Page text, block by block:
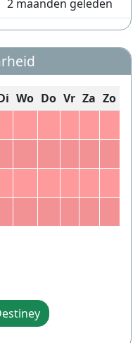
2 maanden geleden
Wo Do Vr Za Zo